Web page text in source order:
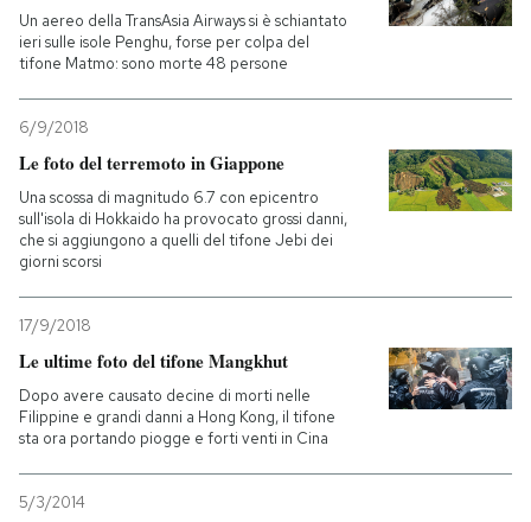
Un aereo della TransAsia Airways si è schiantato
ieri sulle isole Penghu, forse per colpa del
tifone Matmo: sono morte 48 persone
6/9/2018
Le foto del terremoto in Giappone
Una scossa di magnitudo 6.7 con epicentro
sull'isola di Hokkaido ha provocato grossi danni,
che si aggiungono a quelli del tifone Jebi dei
giorni scorsi
17/9/2018
Le ultime foto del tifone Mangkhut
Dopo avere causato decine di morti nelle
Filippine e grandi danni a Hong Kong, il tifone
sta ora portando piogge e forti venti in Cina
5/3/2014